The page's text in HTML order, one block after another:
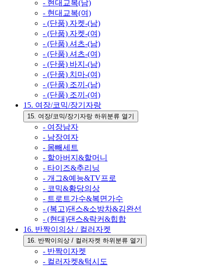
- 현대교복(남)
- 현대교복(여)
- (단품) 자켓-(남)
- (단품) 자켓-(여)
- (단품) 셔츠-(남)
- (단품) 셔츠-(여)
- (단품) 바지-(남)
- (단품) 치마-(여)
- (단품) 조끼-(남)
- (단품) 조끼-(여)
15. 여장/코믹/장기자랑
15. 여장/코믹/장기자랑 하위분류 열기
- 여장남자
- 남장여자
- 몸빼세트
- 할아버지&할머니
- 타이즈&추리닝
- 개그&예능&TV프로
- 코믹&황당의상
- 트로트가수&복면가수
- (복고)댄스&소방차&김완선
- (현대)댄스&락커&힙합
16. 반짝이의상 / 컬러자켓
16. 반짝이의상 / 컬러자켓 하위분류 열기
- 반짝이자켓
- 컬러자켓&턱시도